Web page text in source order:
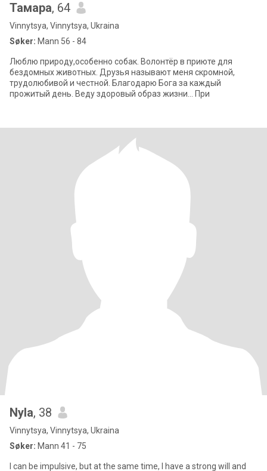
Тамара, 64
Vinnytsya, Vinnytsya, Ukraina
Søker: Mann 56 - 84
Люблю природу,особенно собак. Волонтёр в приюте для
бездомных животных. Друзья называют меня скромной,
трудолюбивой и честной. Благодарю Бога за каждый
прожитый день. Веду здоровый образ жизни... При
Nyla, 38
Vinnytsya, Vinnytsya, Ukraina
Søker: Mann 41 - 75
I can be impulsive, but at the same time, I have a strong will and